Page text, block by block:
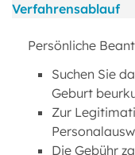
Verfahrensablauf
Persönliche
Suchen Sie
Geburt
Zur
Die Gebühr